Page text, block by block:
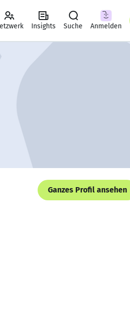
Insights Suche Anmelden
Ganzes Profil ansehen